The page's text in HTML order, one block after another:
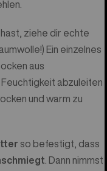
ziehe dir echte
Ein einzelnes
aus
abzuleiten
und warm zu
so befestigt, dass
. Dann nimmst